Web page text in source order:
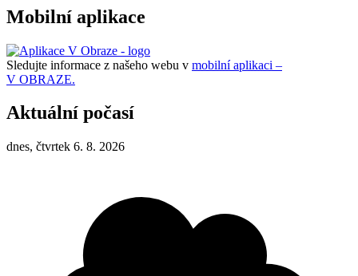
Mobilní aplikace
Sledujte informace z našeho webu v mobilní aplikaci –
V OBRAZE.
Aktuální počasí
dnes, čtvrtek 6. 8. 2026